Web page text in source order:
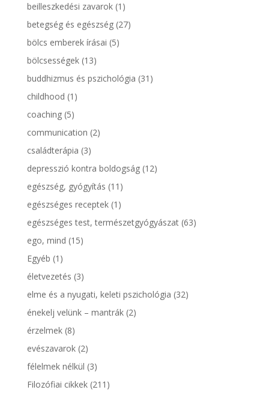
beilleszkedési zavarok(1)
betegség és egészség(27)
bölcs emberek írásai (5)
bölcsességek(13)
buddhizmus és pszichológia (31)
childhood (1)
coaching(5)
communication (2)
családterápia (3)
depresszió kontra boldogság(12)
egészség, gyógyítás (11)
egészséges receptek(1)
egészséges test, természetgyógyászat(63)
ego, mind (15)
Egyéb (1)
életvezetés (3)
elme és a nyugati, keleti pszichológia (32)
énekelj velünk – mantrák(2)
érzelmek(8)
evészavarok(2)
félelmek nélkül (3)
Filozófiai cikkek(211)